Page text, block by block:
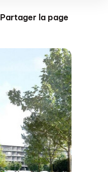
Partager la page